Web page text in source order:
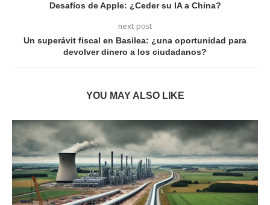
Desafíos de Apple: ¿Ceder su IA a China?
next post
Un superávit fiscal en Basilea: ¿una oportunidad para
devolver dinero a los ciudadanos?
YOU MAY ALSO LIKE